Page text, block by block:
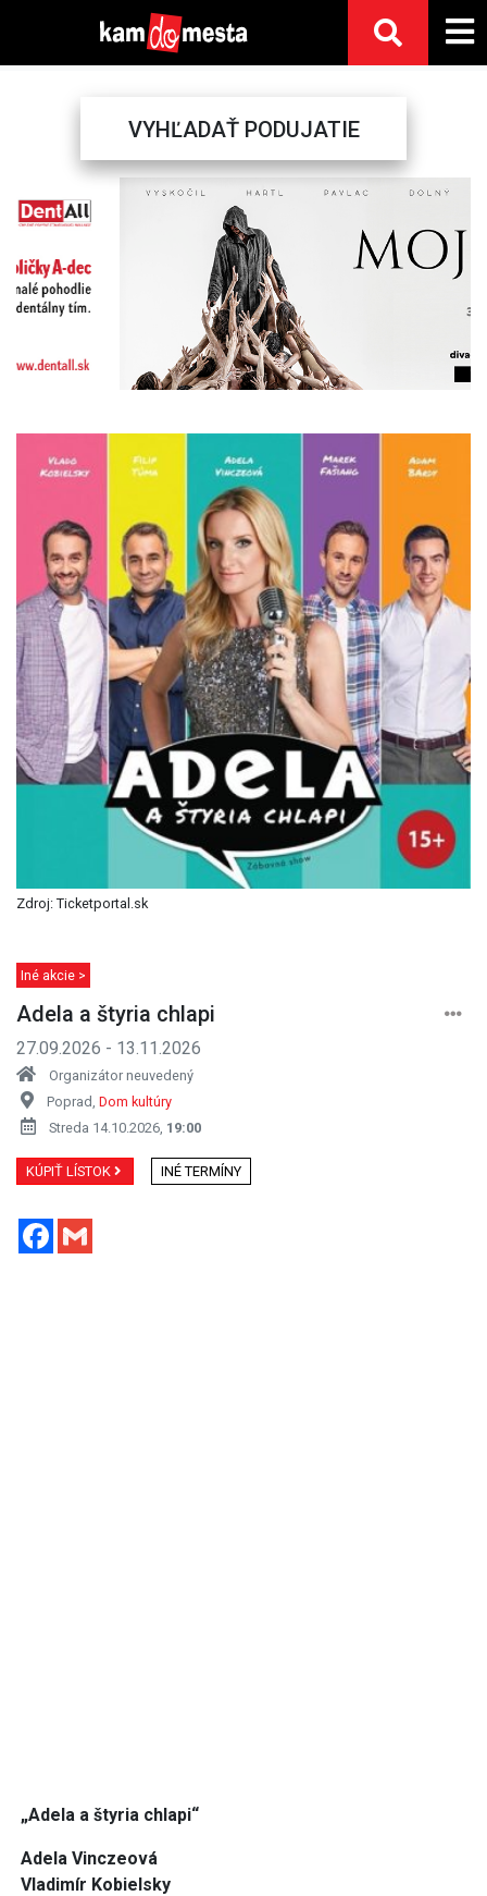
VYHĽADAŤ PODUJATIE
Previous
Zdroj: Ticketportal.sk
Iné akcie >
Adela a štyria chlapi
27.09.2026 - 13.11.2026
Organizátor neuvedený
Poprad, Dom kultúry
Streda 14.10.2026, 19:00
KÚPIŤ LÍSTOK INÉ TERMÍNY
Facebook
„Adela a štyria chlapi“
Adela Vinczeová
Vladimír Kobielsky